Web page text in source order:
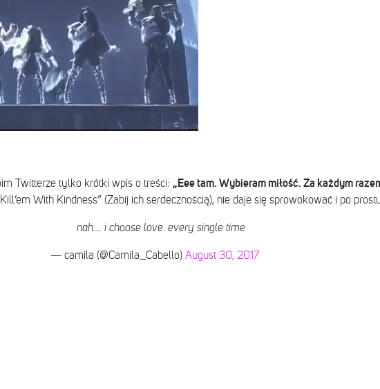
Twitterze tylko krótki wpis o treści: „Eee tam. Wybieram miłość. Za każdym
With Kindness” (Zabij ich serdecznością), nie daje się sprowokować i po
nah.... i choose love. every single time
— camila (@Camila_Cabello) August 30, 2017